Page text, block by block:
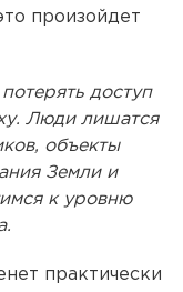
произойдет
доступ
Люди лишатся
объекты
Земли и
к уровню
практически